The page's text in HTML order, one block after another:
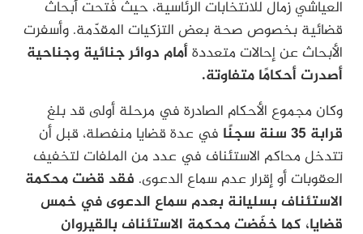
العياشي زمال للانتخابات الرئاسية، حيث فُتحت أبحاث
قضائية بخصوص صحة بعض التزكيات المقدّمة. وأسفرت
الأبحاث عن إحالات متعددةأمام دوائر جنائية وجناحية
أصدرت أحكامًا متفاوتة.
وكان مجموع الأحكام الصادرة في مرحلة أولى قد بلغ
قرابة 35 سنة سجنًا
في عدة قضايا منفصلة، قبل أن
تتدخل محاكم الاستئناف في عدد من الملفات لتخفيف
العقوبات أو إقرار عدم سماع الدعوى. فقد قضت محكمة
الاستئناف بسليانة بعدم سماع الدعوى في خمس
قضايا، كما خفّضت محكمة الاستئناف بالقيروان